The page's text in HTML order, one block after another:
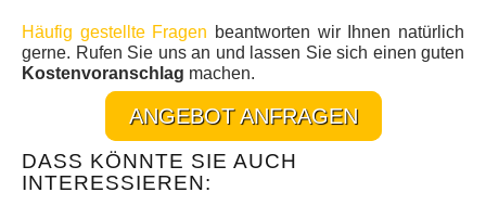
Häufig gestellte Fragen beantworten wir Ihnen natürlich
gerne. Rufen Sie uns an und lassen Sie sich einen guten
Kostenvoranschlag machen.
ANGEBOT ANFRAGEN
DASS KÖNNTE SIE AUCH
INTERESSIEREN: